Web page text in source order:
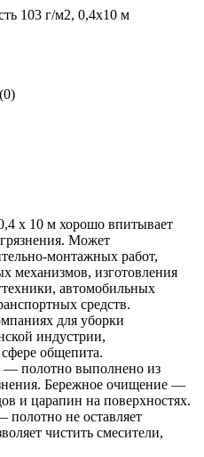
(0)
х 10 м хорошо впитывает
Может
монтажных работ,
механизмов, изготовления
автомобильных
средств.
для уборки
индустрии,
общепита.
полотно выполнено из
Бережное очищение —
и царапин на поверхностях.
не оставляет
чистить смесители,